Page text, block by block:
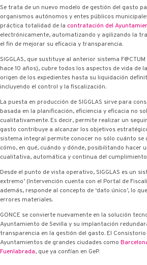
Se trata de un nuevo modelo de gestión del gasto
organismos autónomos y entes públicos
práctica totalidad de la contratación del
electrónicamente, automatizando y agilizando la
el fin de mejorar su eficacia y transparencia.
SIGGLAS, que sustituye al anterior sistema
hace 10 años), cubre todos los aspectos de vida de
origen de los expedientes hasta su liquidación
incluyendo el control y la fiscalización.
La puesta en producción de SIGGLAS sirve para
basada en la planificación, eficiencia y eficacia no
cualitativamente. Es decir, permite realizar un
gasto contribuye a alcanzar los objetivos
sistema integral permite conocer no sólo cuánto se
cómo, en qué, cuándo y dónde, posibilitando hacer
cualitativa, automática y continua del
Desde el punto de vista operativo, SIGGLAS es un
extremo’ (Intervención cuenta con el Portal de
además, responde al concepto de ‘dato único’, lo
errores materiales.
G·ONCE se convierte nuevamente en la solución
Ayuntamiento de Sevilla y su implantación
transparencia en la gestión del gasto. El
Ayuntamientos de grandes ciudades como
Fuenlabrada, que ya confían en G·eP.